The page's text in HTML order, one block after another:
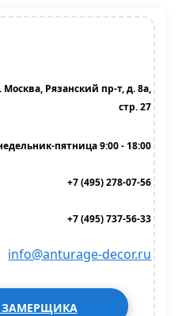
Москва, Рязанский пр-т, д. 8а,
стр. 27
пятница 9:00 - 18:00
+7 (495) 278-07-56
+7 (495) 737-56-33
info@anturage-decor.ru
ЗАМЕРЩИКА